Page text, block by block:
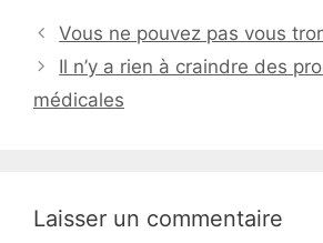
Vous ne pouvez pas vous
Il n’y a rien à craindre des
médicales
Laisser un commentaire